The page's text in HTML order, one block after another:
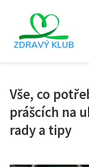
Vše, co
prášcích na
rady a tipy